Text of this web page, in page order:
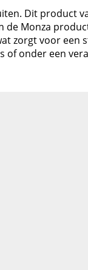
Dit product
Monza
zorgt voor
onder een